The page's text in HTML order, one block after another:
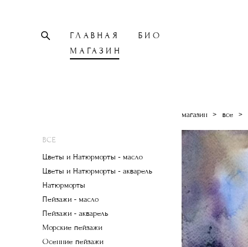
ГЛАВНАЯ
БИО
МАГАЗИН
ВСЕ
Цветы и Натюрморты - масло
Цветы и Натюрморты - акварель
Натюрморты
Пейзажи - масло
Пейзажи - акварель
Морские пейзажи
Осенние пейзажи
магазин > все >